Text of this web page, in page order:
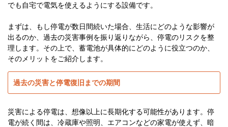
でも自宅で電気を使えるようにする設備です。
まずは、もし停電が数日間続いた場合、生活にどのような影響が
出るのか、過去の災害事例を振り返りながら、停電のリスクを整
理します。その上で、蓄電池が具体的にどのように役立つのか、
そのメリットをご紹介します。
過去の災害と停電復旧までの期間
災害による停電は、想像以上に長期化する可能性があります。停
電が続く間は、冷蔵庫や照明、エアコンなどの家電が使えず、暗